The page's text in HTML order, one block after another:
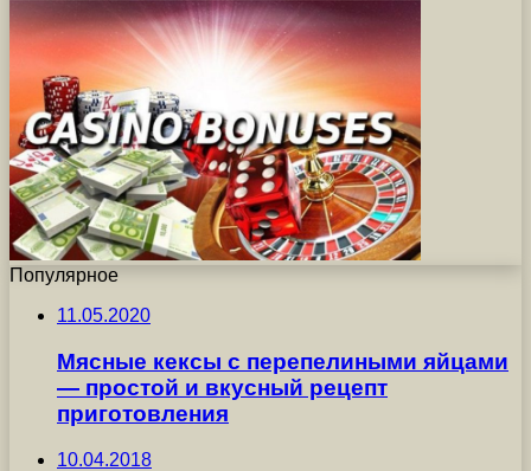
Популярное
11.05.2020
Мясные кексы с перепелиными яйцами
— простой и вкусный рецепт
приготовления
10.04.2018